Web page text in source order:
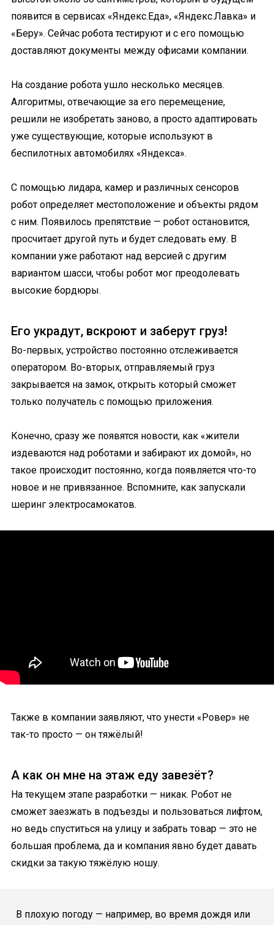
появится в сервисах «Яндекс.Еда», «Яндекс.Лавка» и
«Беру». Сейчас робота тестируют и с его помощью
доставляют документы между офисами компании.
На создание робота ушло несколько месяцев.
Алгоритмы, отвечающие за его перемещение,
решили не изобретать заново, а просто адаптировать
уже существующие, которые используют в
беспилотных автомобилях «Яндекса».
С помощью лидара, камер и различных сенсоров
робот определяет местоположение и объекты рядом
с ним. Появилось препятствие — робот остановится,
просчитает другой путь и будет следовать ему. В
компании уже работают над версией с другим
вариантом шасси, чтобы робот мог преодолевать
высокие бордюры.
Его украдут, вскроют и заберут груз!
Во-первых, устройство постоянно отслеживается
оператором. Во-вторых, отправляемый груз
закрывается на замок, открыть который сможет
только получатель с помощью приложения.
Конечно, сразу же появятся новости, как «жители
издеваются над роботами и забирают их домой», но
такое происходит постоянно, когда появляется что-то
новое и не привязанное. Вспомните, как запускали
шеринг электросамокатов.
Также в компании заявляют, что унести «Ровер» не
так-то просто — он тяжёлый!
А как он мне на этаж еду завезёт?
На текущем этапе разработки — никак. Робот не
сможет заезжать в подъезды и пользоваться лифтом,
но ведь спуститься на улицу и забрать товар — это не
большая проблема, да и компания явно будет давать
скидки за такую тяжёлую ношу.
В плохую погоду — например, во время дождя или